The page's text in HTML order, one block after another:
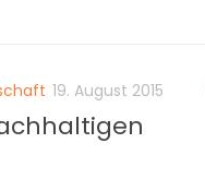
19. August 2015